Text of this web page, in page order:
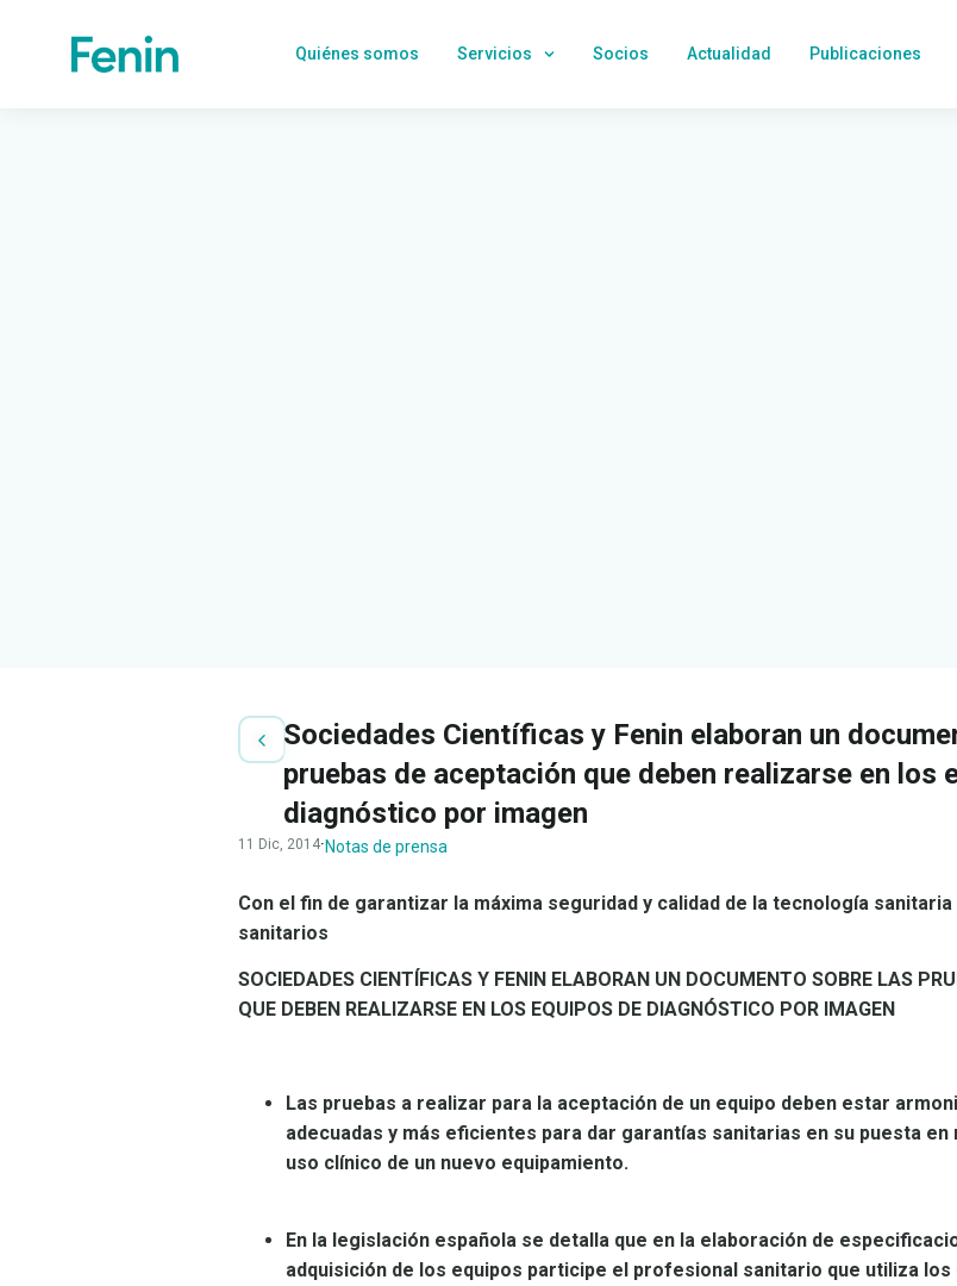
Quiénes somos Servicios Socios Actualidad Publicaciones
Sociedades Científicas y Fenin elaboran un
pruebas de aceptación que deben realizarse en los
diagnóstico por imagen
11 Dic, 2014· Notas de prensa
Con el fin de garantizar la máxima seguridad y calidad de la tecnología
sanitarios
SOCIEDADES CIENTÍFICAS Y FENIN ELABORAN UN DOCUMENTO SOBRE LAS
QUE DEBEN REALIZARSE EN LOS EQUIPOS DE DIAGNÓSTICO POR IMAGEN
Las pruebas a realizar para la aceptación de un equipo deben estar
adecuadas y más eficientes para dar garantías sanitarias en su puesta en
uso clínico de un nuevo equipamiento.
En la legislación española se detalla que en la elaboración de
adquisición de los equipos participe el profesional sanitario que utiliza